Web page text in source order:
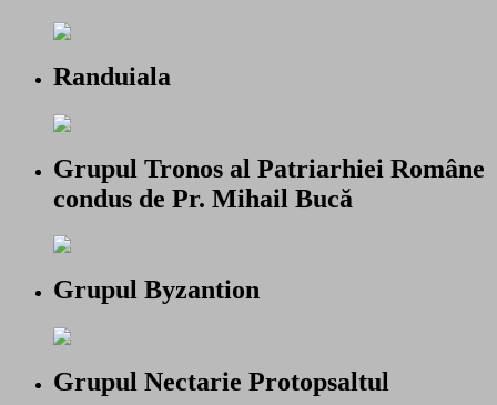
Randuiala
Grupul Tronos al Patriarhiei Române
condus de Pr. Mihail Bucă
Grupul Byzantion
Grupul Nectarie Protopsaltul